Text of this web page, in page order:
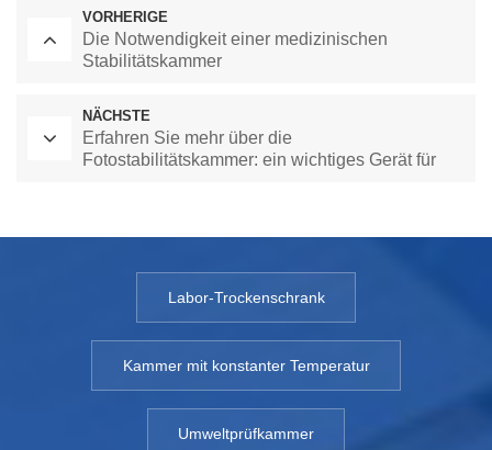
VORHERIGE
Die Notwendigkeit einer medizinischen
Stabilitätskammer
NÄCHSTE
Erfahren Sie mehr über die
Fotostabilitätskammer: ein wichtiges Gerät für
Labor-Trockenschrank
Kammer mit konstanter Temperatur
Umweltprüfkammer